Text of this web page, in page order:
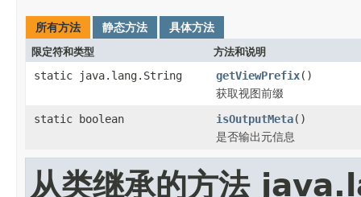
所有方法 静态方法 具体方法
限定符和类型 方法和说明
static java.lang.String getViewPrefix()
获取视图前缀
static boolean
isOutputMeta()
是否输出元信息
从类继承的方法